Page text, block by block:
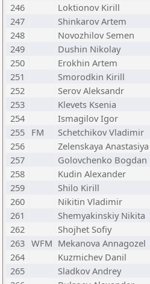
246
Loktionov Kirill
247
Shinkarov Artem
248
Novozhilov Semen
249
Dushin Nikolay
250
Erokhin Artem
251
Smorodkin Kirill
252
Serov Aleksandr
253
Klevets Ksenia
254
Ismagilov Igor
255 FM Schetchikov Vladimir
256
Zelenskaya Anastasiya
257
Golovchenko Bogdan
258
Kudin Alexander
259
Shilo Kirill
260
Nikitin Vladimir
261
Shemyakinskiy Nikita
262
Shojhet Sofiy
263 WFM Mekanova Annagozel
264
Kuzmichev Danil
265
Sladkov Andrey